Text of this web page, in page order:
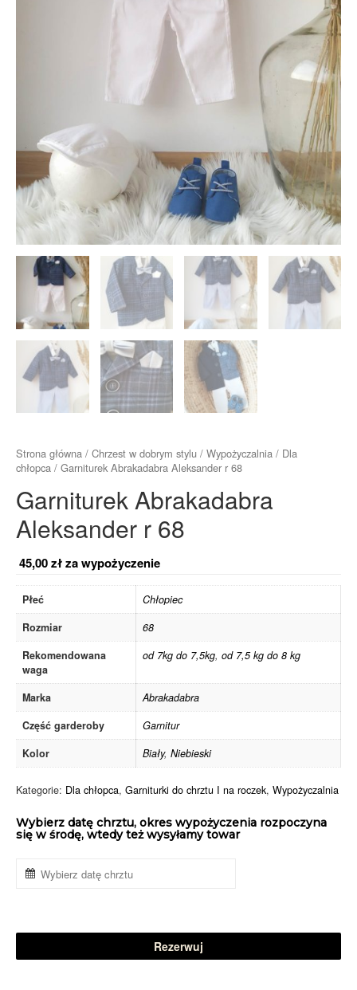
Strona główna / Chrzest w dobrym stylu / Wypożyczalnia / Dla
chłopca / Garniturek Abrakadabra Aleksander r 68
Garniturek Abrakadabra
Aleksander r 68
45,00złza wypożyczenie
Wybierz datę chrztu, okres wypożyczenia rozpoczyna
się w środę, wtedy też wysyłamy towar
Rezerwuj
Płeć
Chłopiec
Rozmiar
68
Rekomendowana
waga
od 7kg do 7,5kg, od 7,5 kg do 8 kg
Marka
Abrakadabra
Część garderoby
Garnitur
Kolor
Biały, Niebieski
Kategorie: Dla chłopca, Garniturki do chrztu I na roczek, Wypożyczalnia